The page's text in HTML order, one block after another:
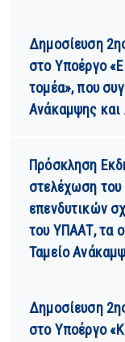
Δημοσίευση
στο Υποέργο
τομέα», που
Ανάκαμψης και
Πρόσκληση
στελέχωση
επενδυτικών
του ΥΠΑΑΤ, τα
Ταμείο
Δημοσίευση
στο Υποέργο